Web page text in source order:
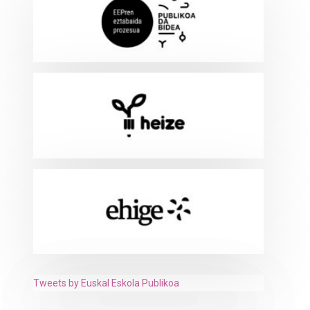
Tweets by Euskal Eskola Publikoa